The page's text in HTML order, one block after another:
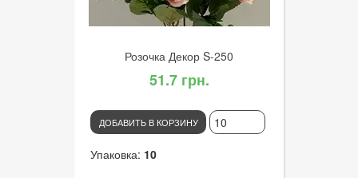
Розочка Декор S-250
51.7 грн.
ДОБАВИТЬ В КОРЗИНУ
Упаковка: 10